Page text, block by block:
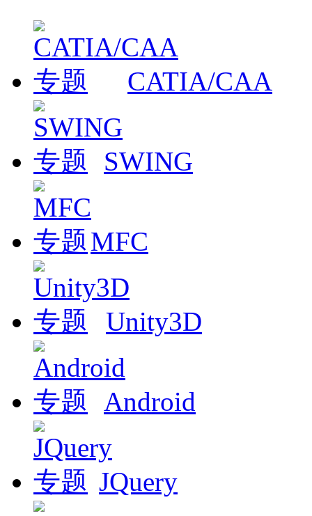
CATIA/CAA
SWING
MFC
Unity3D
Android
JQuery